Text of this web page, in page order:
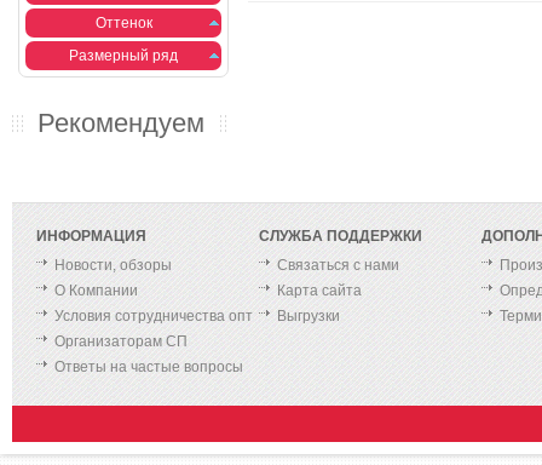
Оттенок
Размерный ряд
Рекомендуем
ИНФОРМАЦИЯ
Новости, обзоры
О Компании
Условия сотрудничества опт
Организаторам СП
Ответы на частые вопросы
СЛУЖБА ПОДДЕРЖКИ
Связаться с нами
Карта сайта
Выгрузки